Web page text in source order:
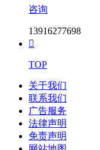
咨询
13916277698

TOP
关于我们
联系我们
广告服务
法律声明
免责声明